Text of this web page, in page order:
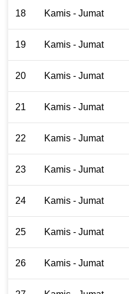
18 Kamis - Jumat
19 Kamis - Jumat
20 Kamis - Jumat
21 Kamis - Jumat
22 Kamis - Jumat
23 Kamis - Jumat
24 Kamis - Jumat
25 Kamis - Jumat
26 Kamis - Jumat